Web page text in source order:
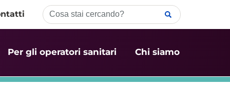
Per gli operatori sanitari Chi siamo